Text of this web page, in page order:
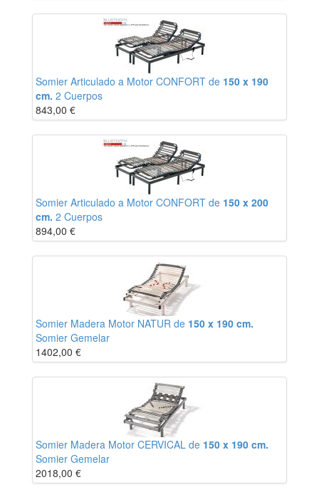
Somier Articulado a Motor CONFORT de 150 x 190
cm. 2 Cuerpos
843,00 €
Somier Articulado a Motor CONFORT de 150 x 200
cm. 2 Cuerpos
894,00 €
Somier Madera Motor NATUR de 150 x 190 cm.
Somier Gemelar
1402,00 €
Somier Madera Motor CERVICAL de 150 x 190 cm.
Somier Gemelar
2018,00 €